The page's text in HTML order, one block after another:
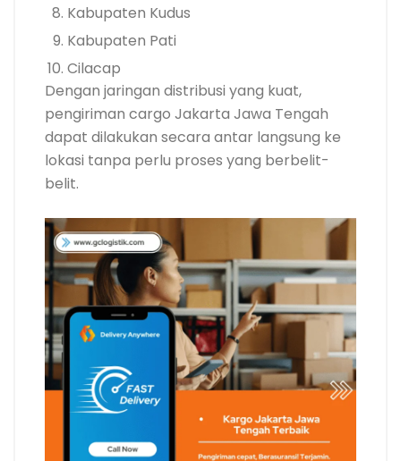
Kabupaten Kudus
Kabupaten Pati
Cilacap
Dengan jaringan distribusi yang kuat,
pengiriman cargo Jakarta Jawa Tengah
dapat dilakukan secara antar langsung ke
lokasi tanpa perlu proses yang berbelit-
belit.